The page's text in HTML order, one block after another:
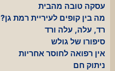
עסקה טובה מהבית
מה בין קופים לעיריית רמת גן?
רד, עלה, עלה ורד
סיפורו של גולש
אין רפואה לחוסר אחריות
ניתוק חם